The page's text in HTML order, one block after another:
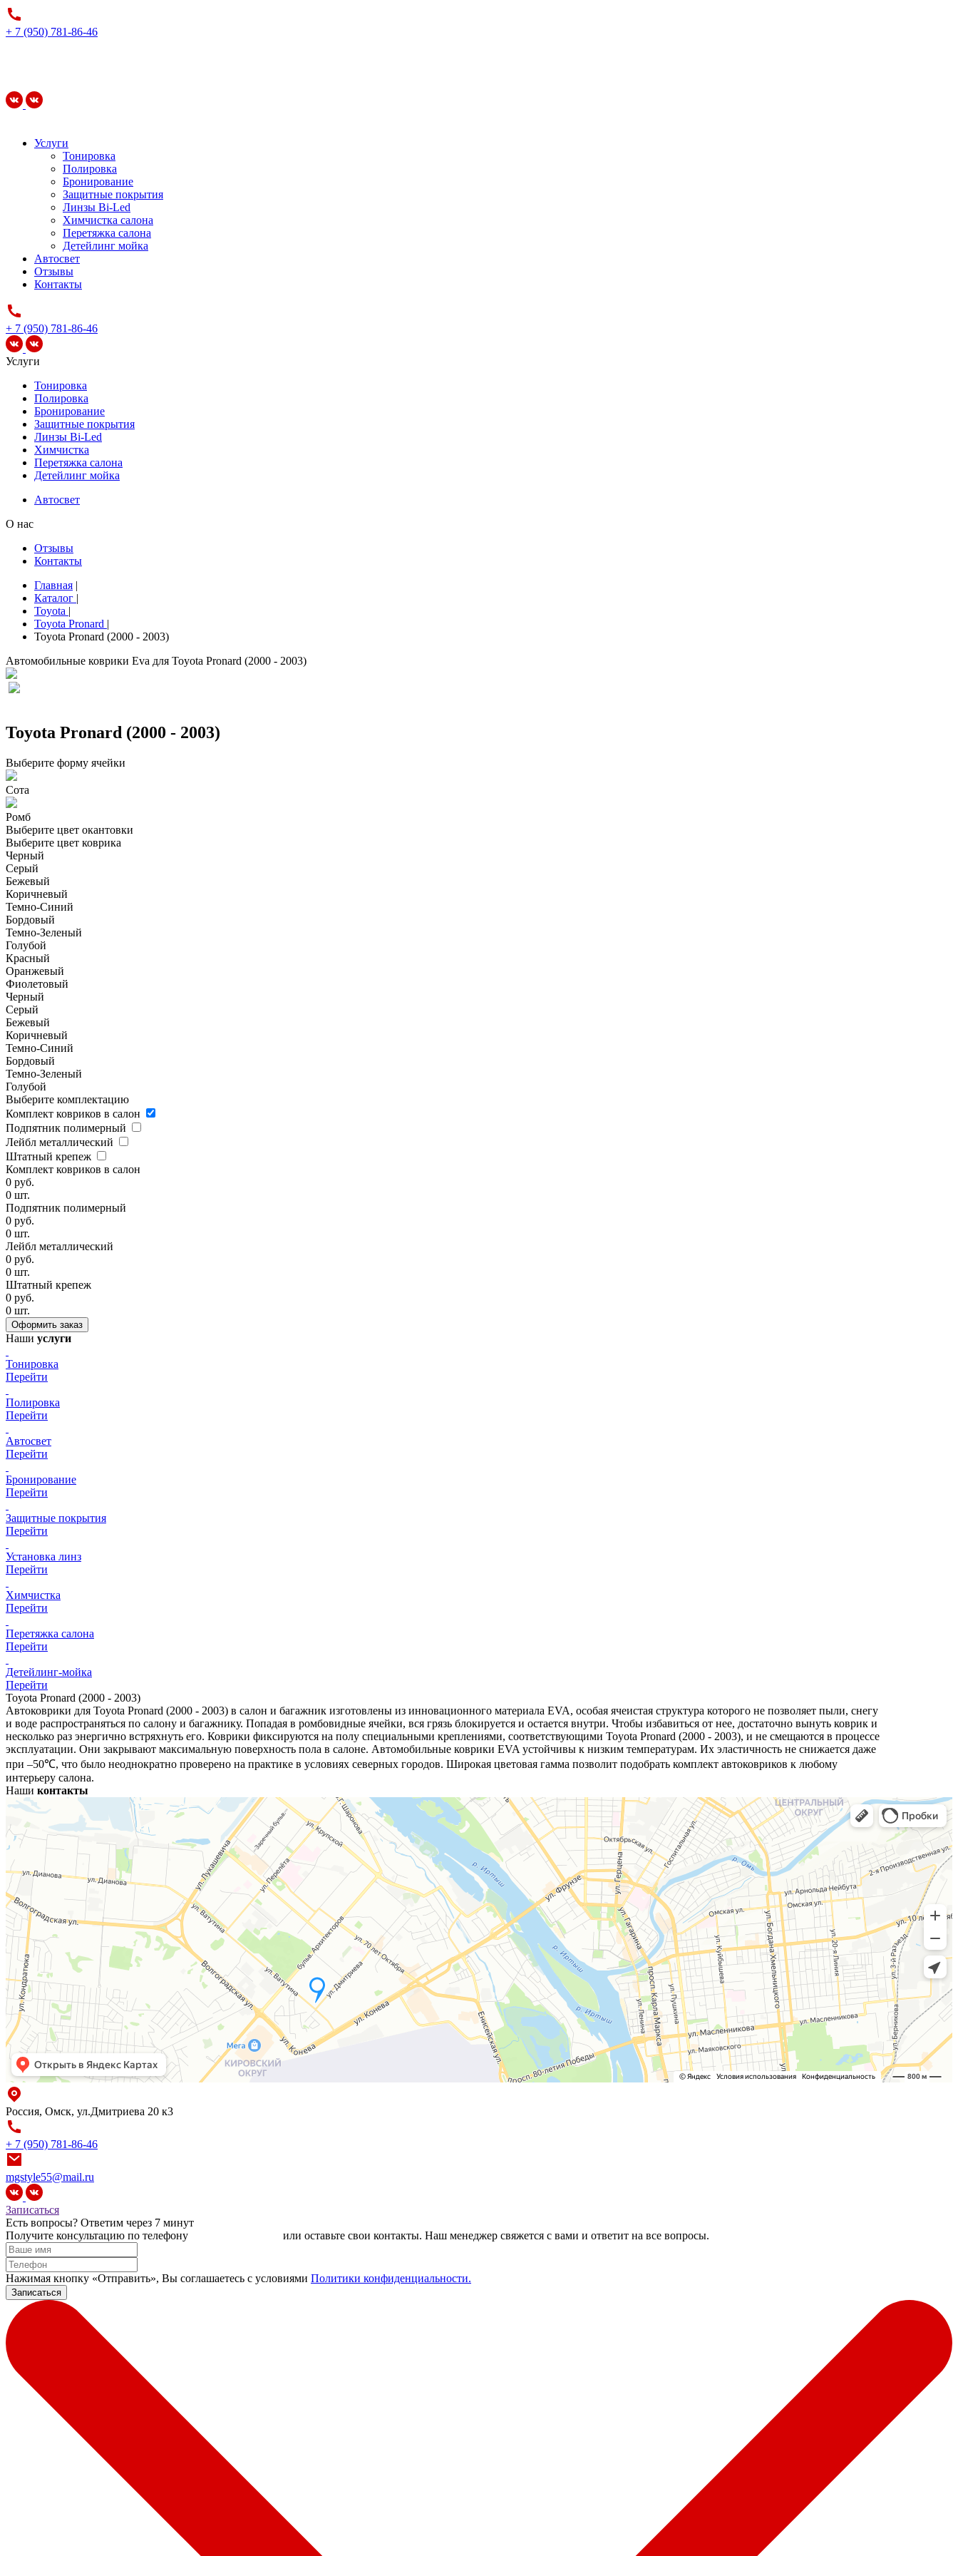
+ 7 (950) 781-86-46
Услуги
Тонировка
Полировка
Бронирование
Защитные покрытия
Линзы Bi-Led
Химчистка салона
Перетяжка салона
Детейлинг мойка
Автосвет
Отзывы
Контакты
+ 7 (950) 781-86-46
Услуги
Тонировка
Полировка
Бронирование
Защитные покрытия
Линзы Bi-Led
Химчистка
Перетяжка салона
Детейлинг мойка
Автосвет
О нас
Отзывы
Контакты
Главная |
Каталог |
Toyota |
Toyota Pronard |
Toyota Pronard (2000 - 2003)
Автомобильные коврики Eva для Toyota Pronard (2000 - 2003)
Toyota Pronard (2000 - 2003)
Выберите форму ячейки
Сота
Ромб
Выберите цвет окантовки
Выберите цвет коврика
Черный
Серый
Бежевый
Коричневый
Темно-Синий
Бордовый
Темно-Зеленый
Голубой
Красный
Оранжевый
Фиолетовый
Черный
Серый
Бежевый
Коричневый
Темно-Синий
Бордовый
Темно-Зеленый
Голубой
Выберите комплектацию
Комплект ковриков в салон
Подпятник полимерный
Лейбл металлический
Штатный крепеж
Комплект ковриков в салон
0 руб.
0 шт.
Подпятник полимерный
0 руб.
0 шт.
Лейбл металлический
0 руб.
0 шт.
Штатный крепеж
0 руб.
0 шт.
Наши услуги
Тонировка
Перейти
Полировка
Перейти
Автосвет
Перейти
Бронирование
Перейти
Защитные покрытия
Перейти
Установка линз
Перейти
Химчистка
Перейти
Перетяжка салона
Перейти
Детейлинг-мойка
Перейти
Toyota Pronard (2000 - 2003)
Автоковрики для Toyota Pronard (2000 - 2003) в салон и багажник изготовлены из инновационного материала EVA, особая ячеистая структура которого не позволяет пыли, снегу
и воде распространяться по салону и багажнику. Попадая в ромбовидные ячейки, вся грязь блокируется и остается внутри. Чтобы избавиться от нее, достаточно вынуть коврик и
несколько раз энергично встряхнуть его. Коврики фиксируются на полу специальными креплениями, соответствующими Toyota Pronard (2000 - 2003), и не смещаются в процессе
эксплуатации. Они закрывают максимальную поверхность пола в салоне. Автомобильные коврики EVA устойчивы к низким температурам. Их эластичность не снижается даже
при –50℃, что было неоднократно проверено на практике в условиях северных городов. Широкая цветовая гамма позволит подобрать комплект автоковриков к любому
интерьеру салона.
Наши контакты
Россия, Омск, ул.Дмитриева 20 к3
+ 7 (950) 781-86-46
mgstyle55@mail.ru
Записаться
Есть вопросы? Ответим через 7 минут
Получите консультацию по телефону
или оставьте свои контакты. Наш менеджер свяжется с вами и ответит на все вопросы.
Нажимая кнопку «Отправить», Вы соглашаетесь c условиями Политики конфиденциальности.
Записаться